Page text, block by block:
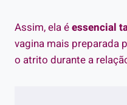
Assim, ela éessencial
vagina mais preparada
o atrito durante a